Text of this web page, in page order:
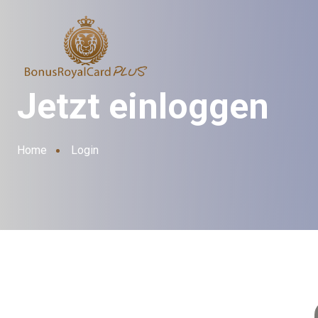
Jetzt einloggen
Home Login